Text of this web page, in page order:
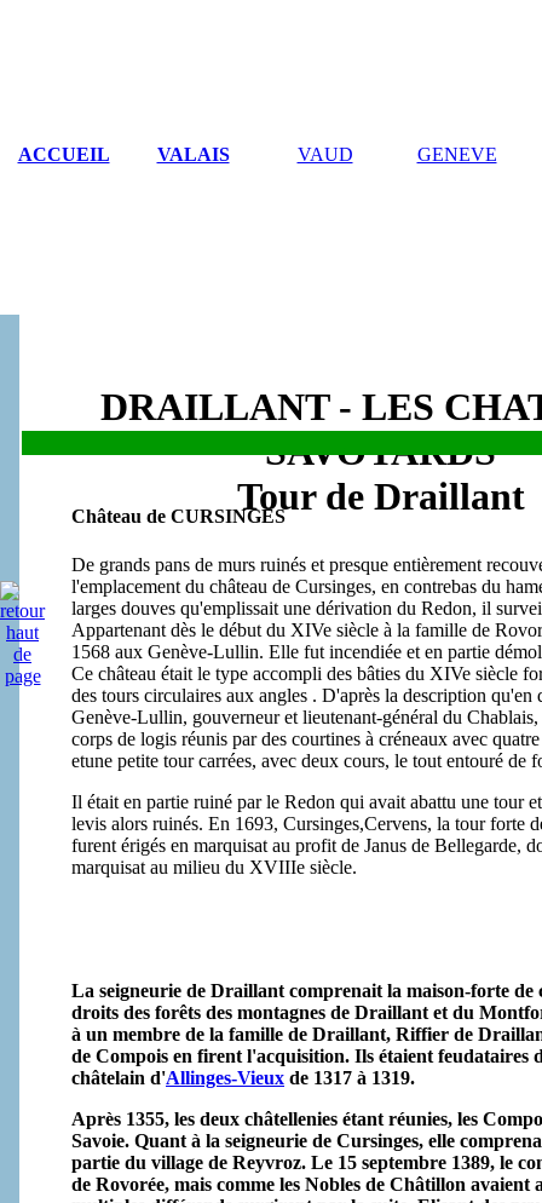
DRAILLANT - LES
SAVOYARDS
Tour de Draillant
ACCUEIL VALAIS VAUD GENEVE
Château de CURSINGES
De grands pans de murs ruinés et presque entièrement
l'emplacement du château de Cursinges, en contrebas du
larges douves qu'emplissait une dérivation du Redon, il
Appartenant dès le début du XIVe siècle à la famille de
1568 aux Genève-Lullin. Elle fut incendiée et en partie
Ce château était le type accompli des bâties du XIVe siècle
des tours circulaires aux angles . D'après la description qu'en
Genève-Lullin, gouverneur et lieutenant-général du
corps de logis réunis par des courtines à créneaux avec
etune petite tour carrées, avec deux cours, le tout entouré de
Il était en partie ruiné par le Redon qui avait abattu une tour
levis alors ruinés. En 1693, Cursinges,Cervens, la tour forte
furent érigés en marquisat au profit de Janus de Bellegarde,
marquisat au milieu du XVIIIe siècle.
La seigneurie de Draillant comprenait la maison-forte de
droits des forêts des montagnes de Draillant et du
à un membre de la famille de Draillant, Riffier de
de Compois en firent l'acquisition. Ils étaient feudataires
châtelain d'Allinges-Vieux de 1317 à 1319.
Après 1355, les deux châtellenies étant réunies, les
Savoie. Quant à la seigneurie de Cursinges, elle
partie du village de Reyvroz. Le 15 septembre 1389, le
de Rovorée, mais comme les Nobles de Châtillon avaient